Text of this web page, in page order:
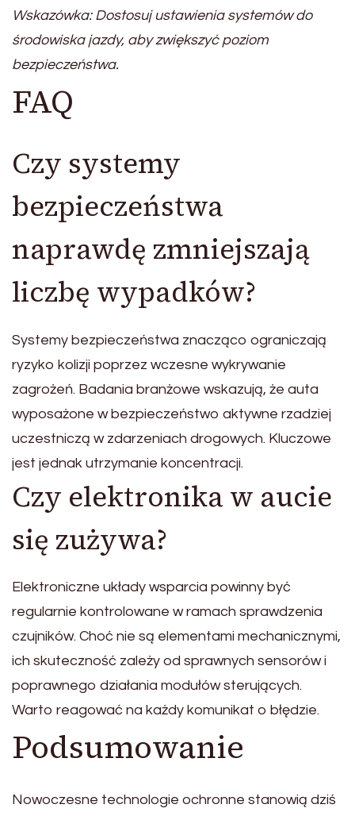
Wskazówka: Dostosuj ustawienia systemów do
środowiska jazdy, aby zwiększyć poziom
bezpieczeństwa.
FAQ
Czy systemy
bezpieczeństwa
naprawdę zmniejszają
liczbę wypadków?
Systemy bezpieczeństwa znacząco ograniczają
ryzyko kolizji poprzez wczesne wykrywanie
zagrożeń. Badania branżowe wskazują, że auta
wyposażone w bezpieczeństwo aktywne rzadziej
uczestniczą w zdarzeniach drogowych. Kluczowe
jest jednak utrzymanie koncentracji.
Czy elektronika w aucie
się zużywa?
Elektroniczne układy wsparcia powinny być
regularnie kontrolowane w ramach sprawdzenia
czujników. Choć nie są elementami mechanicznymi,
ich skuteczność zależy od sprawnych sensorów i
poprawnego działania modułów sterujących.
Warto reagować na każdy komunikat o błędzie.
Podsumowanie
Nowoczesne technologie ochronne stanowią dziś